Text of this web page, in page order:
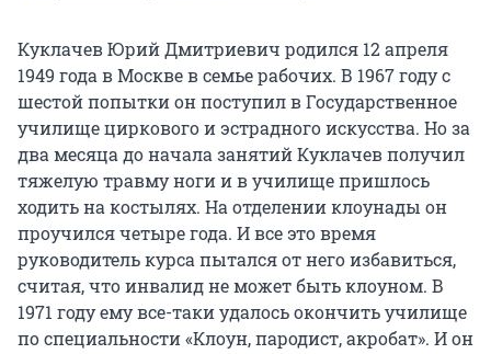
Куклачев Юрий Дмитриевич родился 12 апреля
1949 года в Москве в семье рабочих. В 1967 году с
шестой попытки он поступил в Государственное
училище циркового и эстрадного искусства. Но за
два месяца до начала занятий Куклачев получил
тяжелую травму ноги и в училище пришлось
ходить на костылях. На отделении клоунады он
проучился четыре года. И все это время
руководитель курса пытался от него избавиться,
считая, что инвалид не может быть клоуном. В
1971 году ему все-таки удалось окончить училище
по специальности «Клоун, пародист, акробат». И он